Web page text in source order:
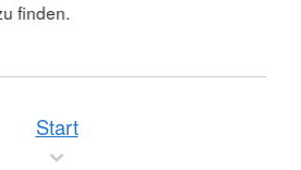
finden.
Start